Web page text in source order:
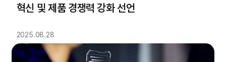
혁신 및 제품 경쟁력 강화 선언
2025.08.28